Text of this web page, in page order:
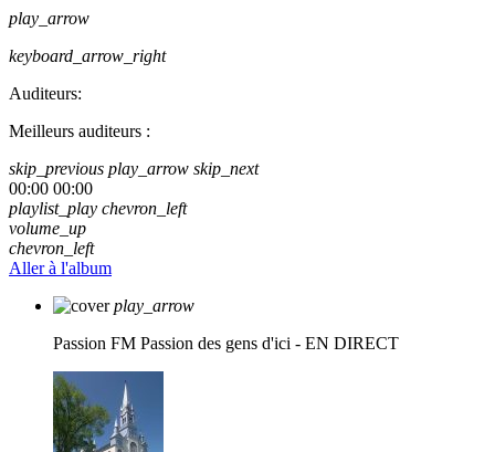
play_arrow
keyboard_arrow_right
Auditeurs:
Meilleurs auditeurs :
skip_previous play_arrow skip_next
00:00 00:00
playlist_play chevron_left
volume_up
chevron_left
Aller à l'album
play_arrow
Passion FM Passion des gens d'ici - EN DIRECT